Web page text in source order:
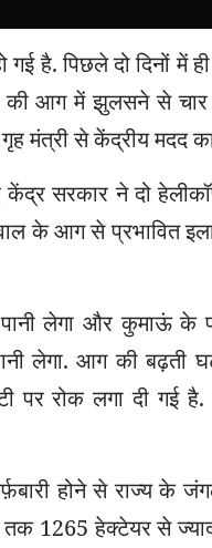
है. पिछले दो दिनों में
आग में झुलसने से चार
मंत्री से केंद्रीय मदद
सरकार ने दो
के आग से प्रभावित
लेगा और कुमाऊं के
लेगा. आग की
पर रोक लगा दी गई है.
होने से राज्य के
तक 1265 हेक्टेयर से